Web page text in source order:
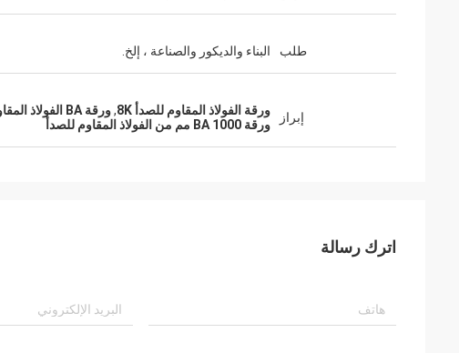
طلب البناء والديكور والصناعة ، إلخ.
إبراز ورقة الفولاذ المقاوم للصدأ 8K ,ورقة BA الفولاذ المقاوم للصدأ المدرفلة على الساخن
ورقة BA 1000 مم من الفولاذ المقاوم للصدأ
اترك رسالة